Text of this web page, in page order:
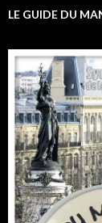
LE GUIDE DU